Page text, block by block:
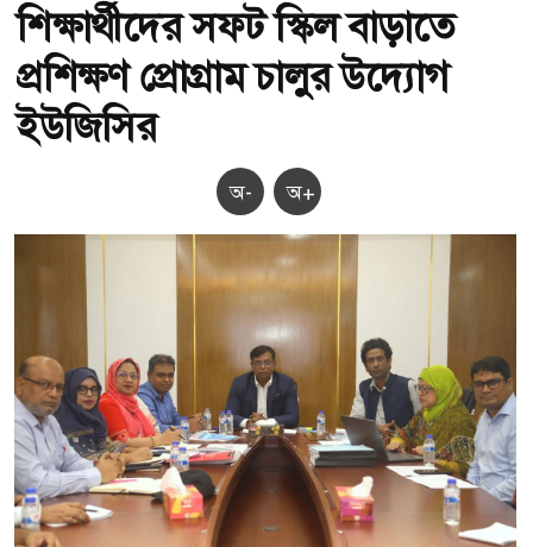
শিক্ষার্থীদের সফট স্কিল বাড়াতে
প্রশিক্ষণ প্রোগ্রাম চালুর উদ্যোগ
ইউজিসির
অ- অ+